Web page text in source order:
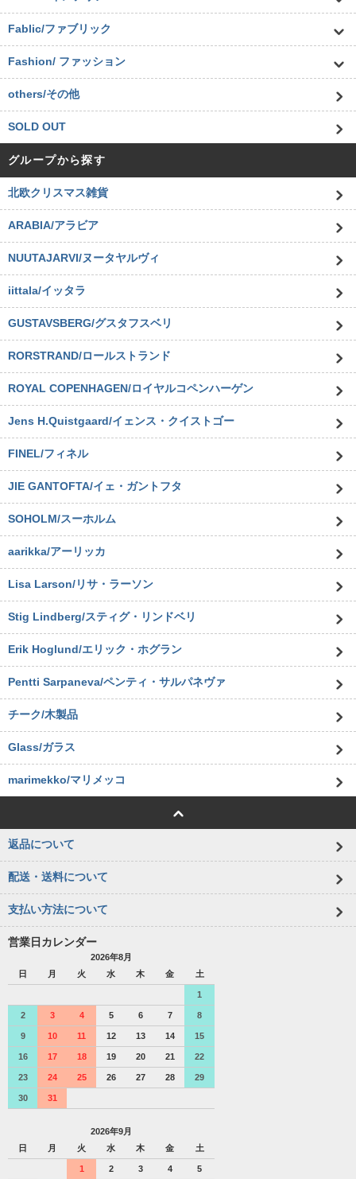
Fablic/ファブリック
Fashion/ ファッション
others/その他
SOLD OUT
グループから探す
北欧クリスマス雑貨
ARABIA/アラビア
NUUTAJARVI/ヌータヤルヴィ
iittala/イッタラ
GUSTAVSBERG/グスタフスベリ
RORSTRAND/ロールストランド
ROYAL COPENHAGEN/ロイヤルコペンハーゲン
Jens H.Quistgaard/イェンス・クイストゴー
FINEL/フィネル
JIE GANTOFTA/イェ・ガントフタ
SOHOLM/スーホルム
aarikka/アーリッカ
Lisa Larson/リサ・ラーソン
Stig Lindberg/スティグ・リンドベリ
Erik Hoglund/エリック・ホグラン
Pentti Sarpaneva/ペンティ・サルパネヴァ
チーク/木製品
Glass/ガラス
marimekko/マリメッコ
返品について
配送・送料について
支払い方法について
営業日カレンダー
2026年8月
日
月 火 水 木 金 土
1
2 3 4 5 6 7 8
9 10 11 12 13 14 15
16 17 18 19 20 21 22
23 24 25 26 27 28 29
30 31
2026年9月
日
月 火 水 木 金 土
1 2 3 4 5